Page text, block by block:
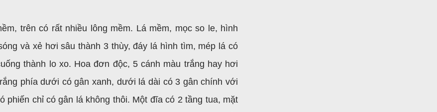
trên có rất nhiều lông mềm. Lá mềm, mọc so le, hình
và xẻ hơi sâu thành 3 thùy, đáy lá hình tìm, mép lá có
thành lo xo. Hoa đơn độc, 5 cánh màu trắng hay hơi
phía dưới có gân xanh, dưới lá dài có 3 gân chính với
phiến chỉ có gân lá không thôi. Một đĩa có 2 tầng tua, mặt